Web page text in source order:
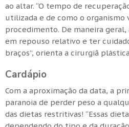
ao altar. “O tempo de
utilizada e de como o organismo
procedimento. De maneira
em repouso relativo e ter
braços”, orienta a cirurgiã plástica
Cardápio
Com a aproximação da data, a
paranoia de perder peso a
das dietas restritivas! “Essas